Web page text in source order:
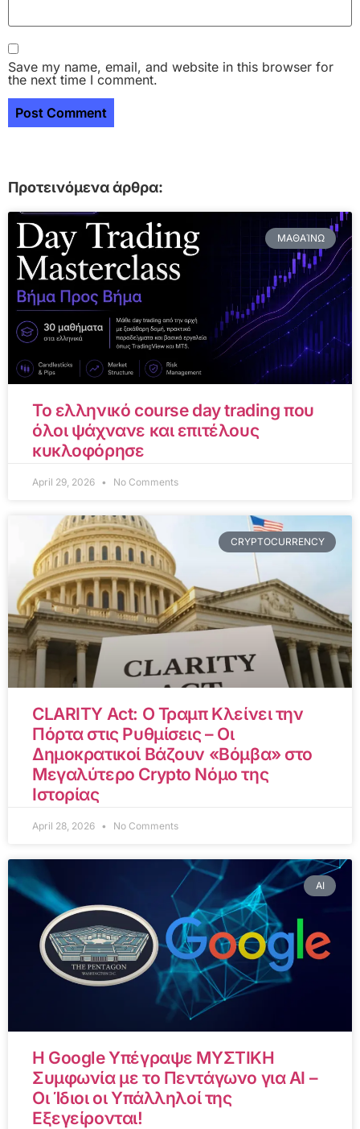
Save my name, email, and website in this browser for
the next time I comment.
Προτεινόμενα άρθρα:
ΜΑΘΑΊΝΩ
Το ελληνικό course day trading που
όλοι ψάχνανε και επιτέλους
κυκλοφόρησε
April 29, 2026 No Comments
CRYPTOCURRENCY
CLARITY Act: Ο Τραμπ Κλείνει την
Πόρτα στις Ρυθμίσεις – Οι
Δημοκρατικοί Βάζουν «Βόμβα» στο
Μεγαλύτερο Crypto Νόμο της
Ιστορίας
April 28, 2026 No Comments
AI
Η Google Υπέγραψε ΜΥΣΤΙΚΗ
Συμφωνία με το Πεντάγωνο για AI –
Οι Ίδιοι οι Υπάλληλοί της
Εξεγείρονται!